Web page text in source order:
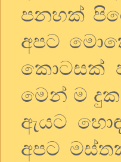
පනහක්
අපට
කොටසක්
මෙන් ම
ඇයට
අපට